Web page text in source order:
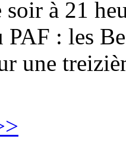
soir à 21
PAF : les
une